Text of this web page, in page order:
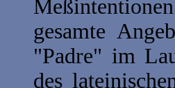
gesamte
"Padre" im
des